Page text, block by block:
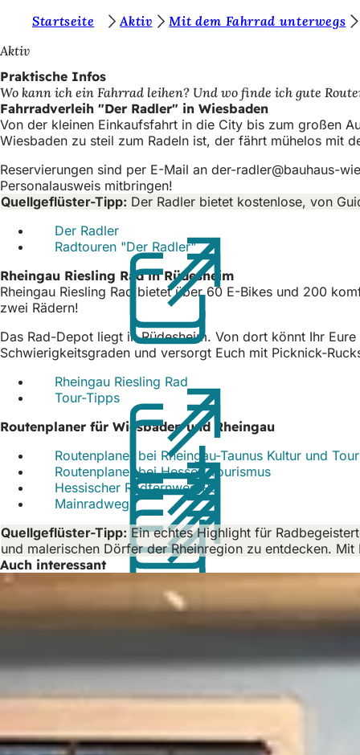
Inhalt anspringen
i
e
b
e
f
i
n
n
s
c
i
Startseite Aktiv
Mit dem Fahrrad unterwegs
Aktiv
Praktische Infos
Wo kann ich ein Fahrrad leihen? Und wo finde ich gute
Fahrradverleih "Der Radler" in Wiesbaden
Von der kleinen Einkaufsfahrt in die City bis zum großen
Wiesbaden zu steil zum Radeln ist, der fährt mühelos mit
Reservierungen sind per E-Mail an der-radler
bauhaus-
Personalausweis mitbringen!
Quellgeflüster-Tipp: Der Radler bietet kostenlose, von
Der Radler
in
einem
neuen
Tab)
Radtouren "Der Radler"(Öffnet
in
einem
neuen
Tab)
Rheingau Riesling Rad in Rüdesheim
Rheingau Riesling Rad bietet über 60 E-Bikes und 200
zwei Rädern!
Das Rad-Depot liegt in Rüdesheim. Von dort könnt Ihr
Schwierigkeitsgraden und versorgt Euch mit Picknick-
Rheingau Riesling Rad
in
einem
neuen
Tab)
Tour-Tipps
in
einem
Tab)
Routenplaner für Wiesbaden und Rheingau
Routenplaner bei Rheingau-Taunus Kultur und
Routenplaner bei Hessen Tourismus
Tab)
Hessischer Radfernweg R3
neuen
Tab)
Mainradweg(Öffnet
in
einem
neuen
Tab)
Quellgeflüster-Tipp: Ein echtes Highlight für
und malerischen Dörfer der Rheinregion zu entdecken.
Auch interessant